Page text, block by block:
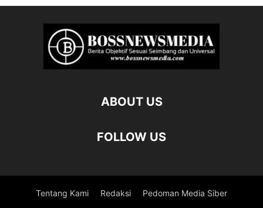
ABOUT US
FOLLOW US
Tentang Kami Redaksi Pedoman Media Siber